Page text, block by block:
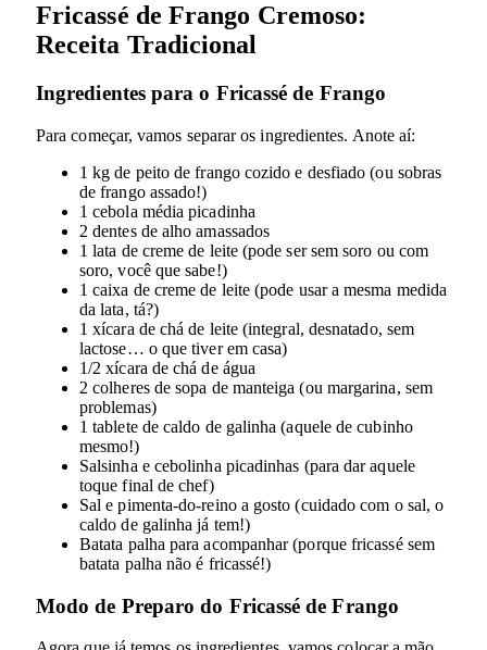
Fricassé de Frango Cremoso:
Receita Tradicional
Ingredientes para o Fricassé de Frango
Para começar, vamos separar os ingredientes. Anote aí:
1 kg de peito de frango cozido e desfiado (ou sobras
de frango assado!)
1 cebola média picadinha
2 dentes de alho amassados
1 lata de creme de leite (pode ser sem soro ou com
soro, você que sabe!)
1 caixa de creme de leite (pode usar a mesma medida
da lata, tá?)
1 xícara de chá de leite (integral, desnatado, sem
lactose… o que tiver em casa)
1/2 xícara de chá de água
2 colheres de sopa de manteiga (ou margarina, sem
problemas)
1 tablete de caldo de galinha (aquele de cubinho
mesmo!)
Salsinha e cebolinha picadinhas (para dar aquele
toque final de chef)
Sal e pimenta-do-reino a gosto (cuidado com o sal, o
caldo de galinha já tem!)
Batata palha para acompanhar (porque fricassé sem
batata palha não é fricassé!)
Modo de Preparo do Fricassé de Frango